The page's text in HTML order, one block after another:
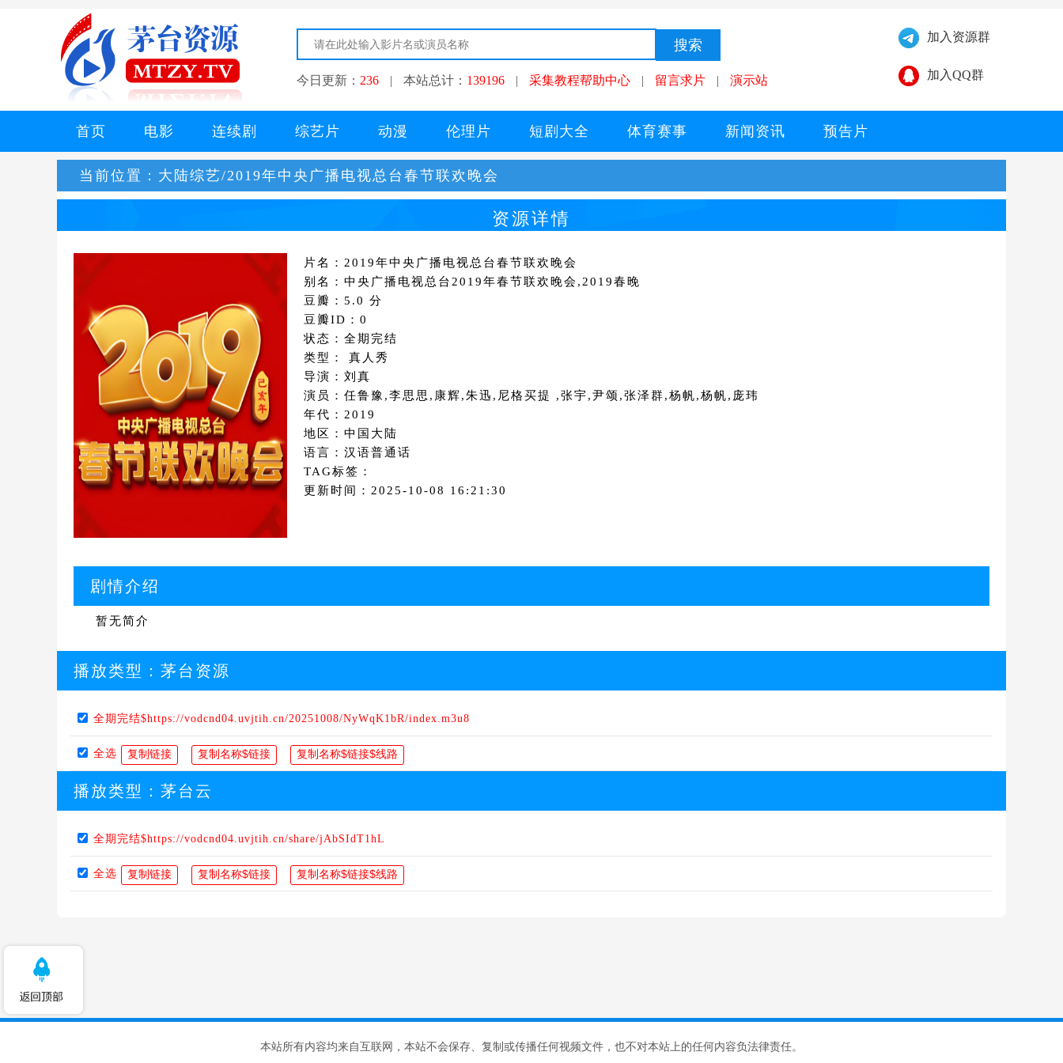
今日更新： 236 | 本站总计： 139196 | 采集教程帮助中心 | 留言求片 | 演示站
加入资源群
加入QQ群
首页 电影 连续剧 综艺片 动漫 伦理片 短剧大全 体育赛事 新闻资讯 预告片
当前位置： 大陆综艺/2019年中央广播电视总台春节联欢晚会
资源详情
片名：2019年中央广播电视总台春节联欢晚会
别名：中央广播电视总台2019年春节联欢晚会,2019春晚
豆瓣：5.0 分
豆瓣ID：0
状态：全期完结
类型： 真人秀
导演：刘真
演员：任鲁豫,李思思,康辉,朱迅,尼格买提 ,张宇,尹颂,张泽群,杨帆,杨帆,庞玮
年代：2019
地区：中国大陆
语言：汉语普通话
TAG标签：
更新时间：2025-10-08 16:21:30
剧情介绍
暂无简介
播放类型： 茅台资源
全期完结$https://vodcnd04.uvjtih.cn/20251008/NyWqK1bR/index.m3u8
全选
播放类型： 茅台云
全期完结$https://vodcnd04.uvjtih.cn/share/jAbSIdT1hL
全选
本站所有内容均来自互联网，本站不会保存、复制或传播任何视频文件，也不对本站上的任何内容负法律责任。